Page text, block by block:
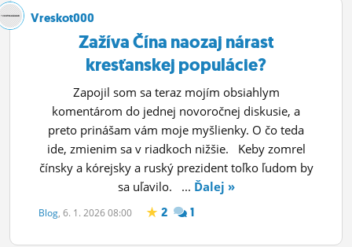
Vreskot000
Zažíva Čína naozaj nárast
kresťanskej populácie?
Zapojil som sa teraz mojím obsiahlym
komentárom do jednej novoročnej diskusie, a
preto prinášam vám moje myšlienky. O čo teda
ide, zmienim sa v riadkoch nižšie. Keby zomrel
čínsky a kórejsky a ruský prezident toľko ľudom by
sa uľavilo. ... Ďalej »
Blog, 6. 1. 2026 08:00 2 1